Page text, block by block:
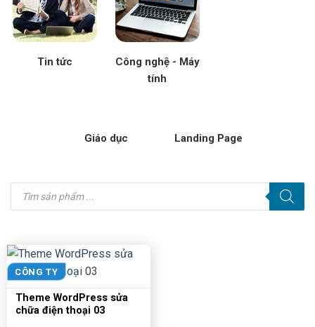
Tin tức
Công nghệ - Máy
tính
Giáo dục Landing Page
Tìm
kiếm
sản
CÔNG TY
Theme WordPress sửa
chữa điện thoại 03